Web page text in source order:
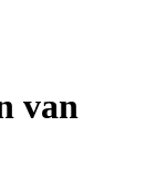
van